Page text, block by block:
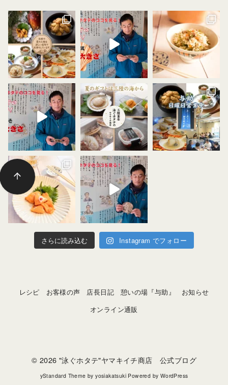
さらに読み込む Instagram でフォロー
レシピ お客様の声 店長日記 憩いの場『与助』
お知らせ
オンライン通販
© 2026 "泳ぐホタテ"ヤマキイチ商店 公式ブログ
yStandard Theme byyosiakatsuki Powered by WordPress